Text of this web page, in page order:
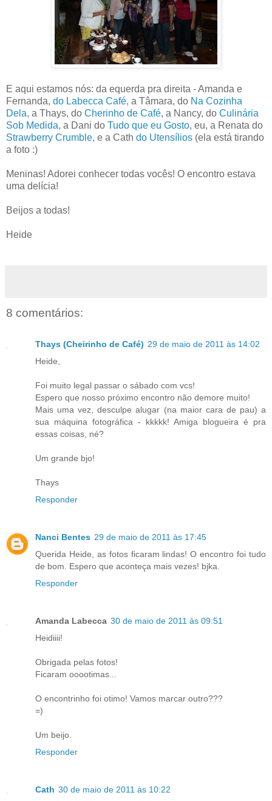
E aqui estamos nós: da equerda pra direita - Amanda e
Fernanda, do Labecca Café, a Tâmara, do Na Cozinha
Dela, a Thays, do Cherinho de Café, a Nancy, do Culinária
Sob Medida, a Dani do Tudo que eu Gosto, eu, a Renata do
Strawberry Crumble, e a Cath do Utensílios (ela está tirando
a foto :)
Meninas! Adorei conhecer todas vocês! O encontro estava
uma delícia!
Beijos a todas!
Heide
8 comentários:
Thays (Cheirinho de Café) 29 de maio de 2011 às 14:02
Heide,
Foi muito legal passar o sábado com vcs!
Espero que nosso próximo encontro não demore muito!
Mais uma vez, desculpe alugar (na maior cara de pau) a
sua máquina fotográfica - kkkkk! Amiga blogueira é pra
essas coisas, né?
Um grande bjo!
Thays
Responder
Nanci Bentes 29 de maio de 2011 às 17:45
Querida Heide, as fotos ficaram lindas! O encontro foi tudo
de bom. Espero que aconteça mais vezes! bjka.
Responder
Amanda Labecca 30 de maio de 2011 às 09:51
Heidiiii!
Obrigada pelas fotos!
Ficaram ooootimas...
O encontrinho foi otimo! Vamos marcar outro???
=)
Um beijo.
Responder
Cath 30 de maio de 2011 às 10:22